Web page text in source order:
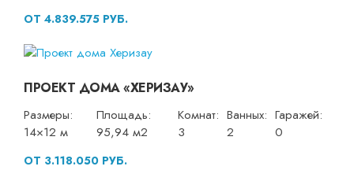
ОТ 4.839.575 РУБ.
ПРОЕКТ ДОМА «ХЕРИЗАУ»
Размеры:
14×12 м
Площадь:
95,94 м2
Комнат:
3
Ванных:
2
Гаражей:
0
ОТ 3.118.050 РУБ.